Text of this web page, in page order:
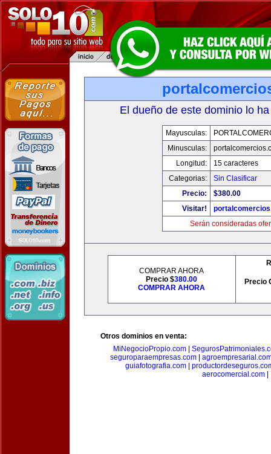
El dueño de este dominio lo
Mayusculas:
Minusculas:
Longitud:
15 caracteres
Categorias:
Sin Clasificar
Precio:
$380.00
Visitar!
Serán consideradas
COMPRAR AHORA
Precio $380.00
COMPRAR AHORA
Precio
Otros dominios en venta:
MiNegocioPropio.com|
seguroparaempresas.com
guiafotografia.com
aerocomercial.com